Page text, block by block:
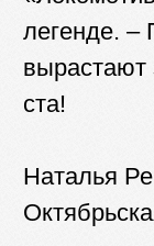
легенде. –
вырастают
ста!
Наталья